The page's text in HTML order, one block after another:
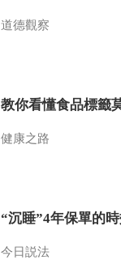
2015-10-23
道德觀察
教你看懂食品標籤
健康之路
“沉睡”4年保單的
今日説法